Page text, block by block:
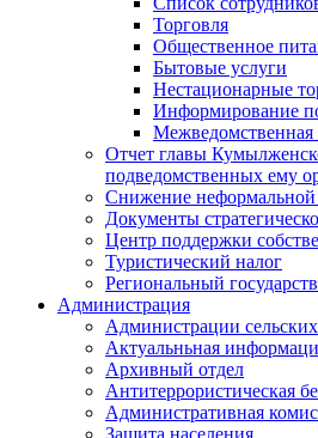
Торговля
Общественное
Бытовые услуги
Нестационарные
Информирование
Межведомственная
Отчет главы
подведомственных ему
Снижение неформальной
Документы
Центр поддержки
Туристический налог
Региональный
Администрация
Администрации
Актуальньная
Архивный отдел
Антитеррористическая
Административная
Защита населения